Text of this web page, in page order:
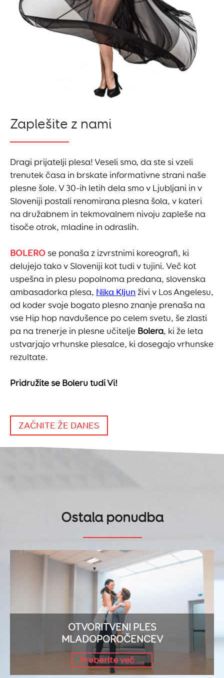
SHOW DANCE,
osnovnošolci
PREBERI VEČ
odrasli
PREBERI VEČ
Zaplešite z nami
Dragi prijatelji plesa! Veseli smo, da ste si vzeli
trenutek časa in brskate informativne strani naše
plesne šole. V 30-ih letih dela smo v Ljubljani in v
Sloveniji postali renomirana plesna šola, v kateri
na družabnem in tekmovalnem nivoju zapleše na
tisoče otrok, mladine in odraslih.
BOLERO se ponaša z izvrstnimi koreografi, ki
delujejo tako v Sloveniji kot tudi v tujini. Več kot
uspešna in plesu popolnoma predana, slovenska
ambasadorka plesa, Nika Kljunživi v Los Angelesu,
od koder svoje bogato plesno znanje prenaša na
vse Hip hop navdušence po celem svetu, še zlasti
pa na trenerje in plesne učitelje Bolera, ki že leta
ustvarjajo vrhunske plesalce, ki dosegajo vrhunske
rezultate.
Pridružite se Boleru tudi Vi!
ZAČNITE ŽE DANES
Ostala ponudba
OTVORITVENI PLES
MLADOPOROČENCEV
Preberite več ...